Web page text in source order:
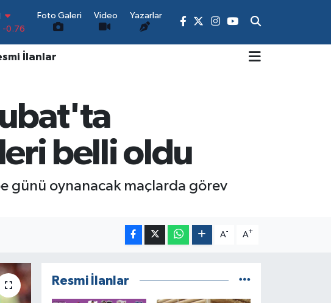
-0.76
0.16
0.07
1.44
64
Foto Galeri Video Yazarlar
İlanlar
belli oldu
günü oynanacak maçlarda görev
A- A+
Resmi İlanlar